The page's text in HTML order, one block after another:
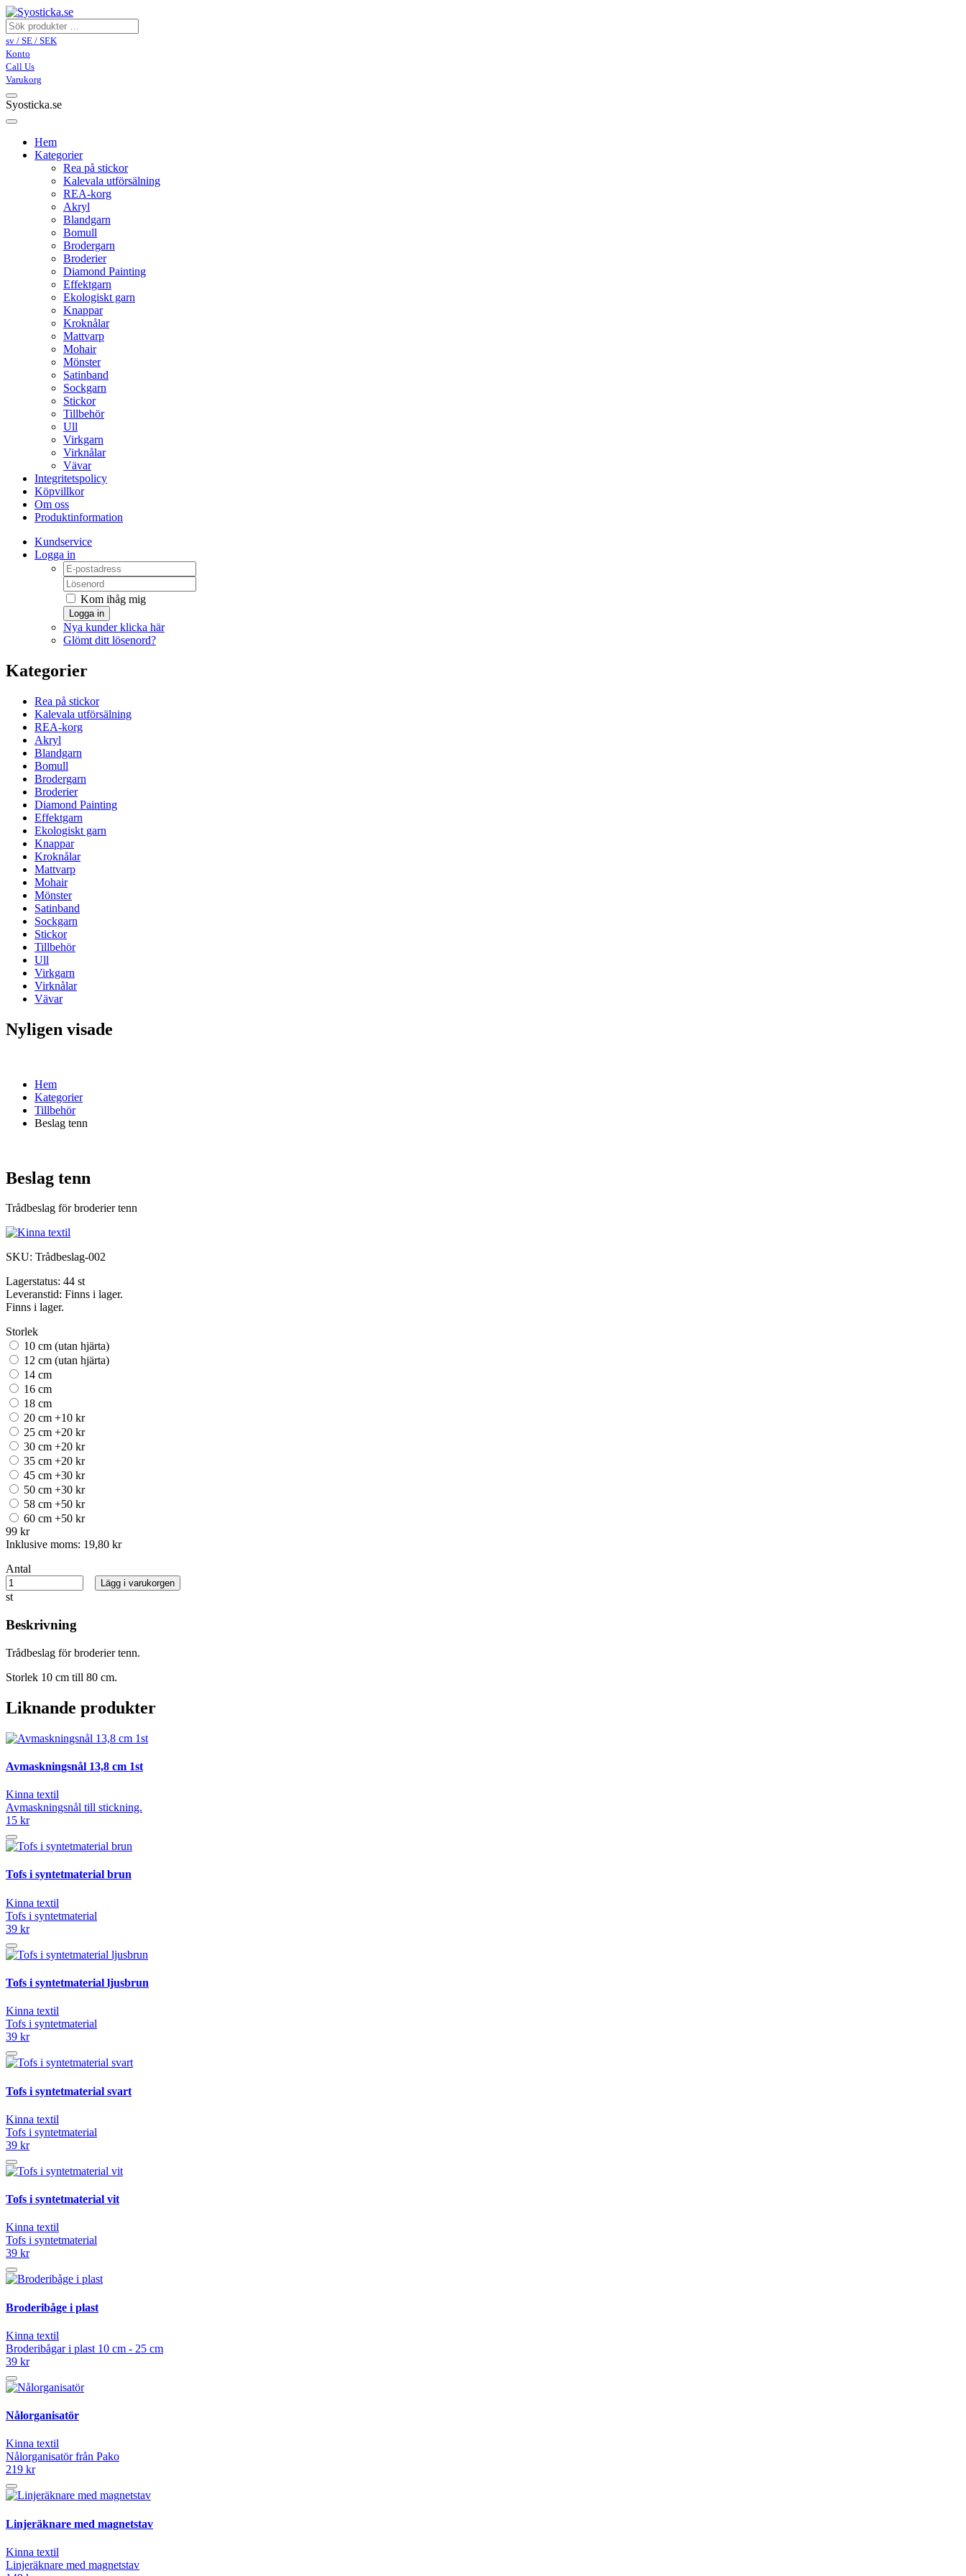
sv / SE / SEK
Konto
Call Us
Varukorg
Syosticka.se
Hem
Kategorier
Rea på stickor
Kalevala utförsälning
REA-korg
Akryl
Blandgarn
Bomull
Brodergarn
Broderier
Diamond Painting
Effektgarn
Ekologiskt garn
Knappar
Kroknålar
Mattvarp
Mohair
Mönster
Satinband
Sockgarn
Stickor
Tillbehör
Ull
Virkgarn
Virknålar
Vävar
Integritetspolicy
Köpvillkor
Om oss
Produktinformation
Kundservice
Logga in
Kom ihåg mig
Logga in
Nya kunder klicka här
Glömt ditt lösenord?
Kategorier
Rea på stickor
Kalevala utförsälning
REA-korg
Akryl
Blandgarn
Bomull
Brodergarn
Broderier
Diamond Painting
Effektgarn
Ekologiskt garn
Knappar
Kroknålar
Mattvarp
Mohair
Mönster
Satinband
Sockgarn
Stickor
Tillbehör
Ull
Virkgarn
Virknålar
Vävar
Nyligen visade
Hem
Kategorier
Tillbehör
Beslag tenn
Beslag tenn
Trådbeslag för broderier tenn
SKU: Trådbeslag-002
Lagerstatus: 44 st
Leveranstid: Finns i lager.
Finns i lager.
Storlek
10 cm (utan hjärta)
12 cm (utan hjärta)
14 cm
16 cm
18 cm
20 cm +10 kr
25 cm +20 kr
30 cm +20 kr
35 cm +20 kr
45 cm +30 kr
50 cm +30 kr
58 cm +50 kr
60 cm +50 kr
99 kr
Inklusive moms: 19,80 kr
Antal
st
Lägg i varukorgen
Beskrivning
Trådbeslag för broderier tenn.
Storlek 10 cm till 80 cm.
Liknande produkter
Avmaskningsnål 13,8 cm 1st
Kinna textil
Avmaskningsnål till stickning.
15 kr
Tofs i syntetmaterial brun
Kinna textil
Tofs i syntetmaterial
39 kr
Tofs i syntetmaterial ljusbrun
Kinna textil
Tofs i syntetmaterial
39 kr
Tofs i syntetmaterial svart
Kinna textil
Tofs i syntetmaterial
39 kr
Tofs i syntetmaterial vit
Kinna textil
Tofs i syntetmaterial
39 kr
Broderibåge i plast
Kinna textil
Broderibågar i plast 10 cm - 25 cm
39 kr
Nålorganisatör
Kinna textil
Nålorganisatör från Pako
219 kr
Linjeräknare med magnetstav
Kinna textil
Linjeräknare med magnetstav